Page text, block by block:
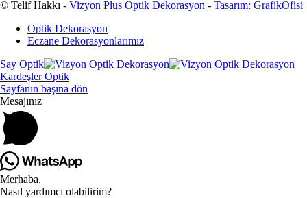
© Telif Hakkı - Vizyon Plus Optik Dekorasyon - Tasarım: GrafikOfisi
Optik Dekorasyon
Eczane Dekorasyonlarımız
Say Optik
Kardeşler Optik
Sayfanın başına dön
Mesajınız
Merhaba,
Nasıl yardımcı olabilirim?